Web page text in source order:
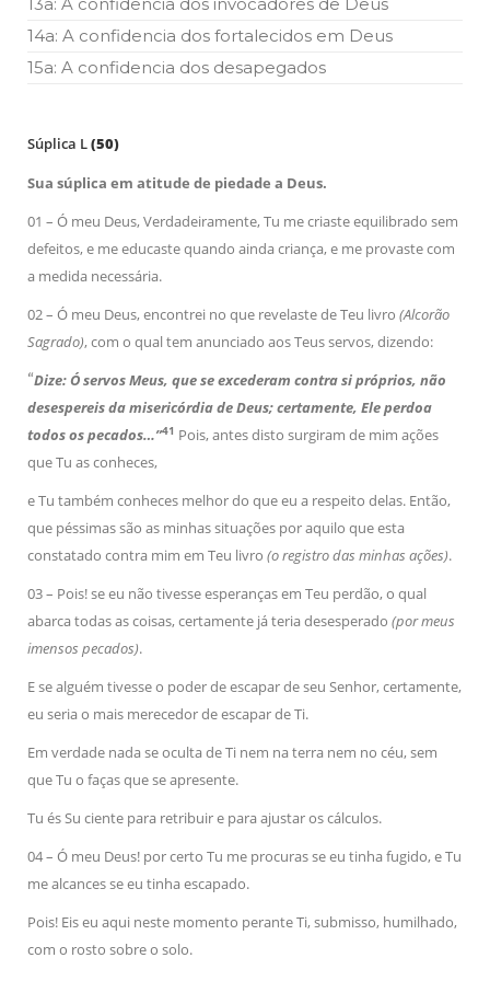
14a: A confidencia dos fortalecidos em Deus
15a: A confidencia dos desapegados
Súplica L(50)
Sua súplica em atitude de piedade a Deus.
01 – Ó meu Deus, Verdadeiramente, Tu me criaste equilibrado sem
defeitos, e me educaste quando ainda criança, e me provaste com
a medida necessária.
02 – Ó meu Deus, encontrei no que revelaste de Teu livro (Alcorão
Sagrado), com o qual tem anunciado aos Teus servos, dizendo:
“Dize: Ó servos Meus, que se excederam contra si próprios, não
desespereis da misericórdia de Deus; certamente, Ele perdoa
todos os pecados…”41 Pois, antes disto surgiram de mim ações
que Tu as conheces,
e Tu também conheces melhor do que eu a respeito delas. Então,
que péssimas são as minhas situações por aquilo que esta
constatado contra mim em Teu livro (o registro das minhas ações).
03 – Pois! se eu não tivesse esperanças em Teu perdão, o qual
abarca todas as coisas, certamente já teria desesperado (por meus
imensos pecados).
E se alguém tivesse o poder de escapar de seu Senhor, certamente,
eu seria o mais merecedor de escapar de Ti.
Em verdade nada se oculta de Ti nem na terra nem no céu, sem
que Tu o faças que se apresente.
Tu és Su ciente para retribuir e para ajustar os cálculos.
04 – Ó meu Deus! por certo Tu me procuras se eu tinha fugido, e Tu
me alcances se eu tinha escapado.
Pois! Eis eu aqui neste momento perante Ti, submisso, humilhado,
com o rosto sobre o solo.